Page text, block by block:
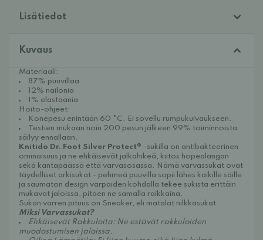
Lisätiedot
Kuvaus
Materiaali:
87% puuvillaa
12% nailonia
1% elastaania
Hoito-ohjeet:
Konepesu enintään 60 °C. Ei sovellu rumpukuivaukseen.
Testien mukaan noin 200 pesun jälkeen 99% toiminnoista
säilyy ennallaan.
Knitido Dr. Foot Silver Protect® -sukilla on antibakteerinen
ominaisuus ja ne ehkäisevät jalkahikeä, kiitos hopealangan
sekä kantapäässä että varvasosassa. Nämä varvassukat ovat
täydelliset arkisukat - pehmeä puuvilla sopii lähes kaikille säille
ja saumaton design varpaiden kohdalla tekee sukista erittäin
mukavat jaloissa, pitäen ne samalla raikkaina.
Sukan varren pituus on Sneaker, eli matalat nilkkasukat.
Miksi Varvassukat?
Ehkäisevät Rakkuloita: Ne estävät rakkuloiden
muodostumisen jaloissa.